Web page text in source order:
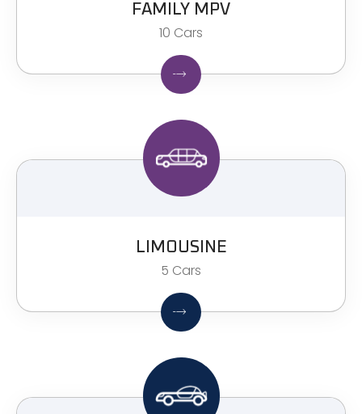
FAMILY MPV​
10 Cars
LIMOUSINE
5 Cars